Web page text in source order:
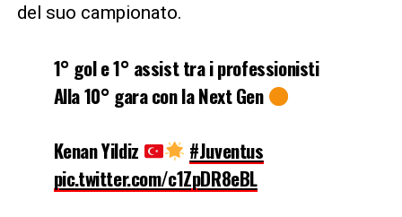
del suo campionato.
1° gol e 1° assist tra i professionisti
Alla 10° gara con la Next Gen
Kenan Yildiz
#Juventus
pic.twitter.com/c1ZpDR8eBL